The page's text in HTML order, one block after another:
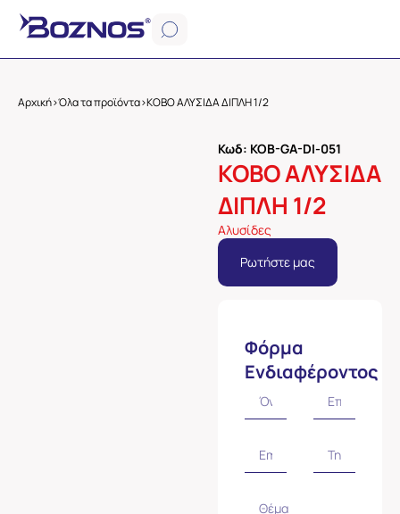
Αρχική>Όλα τα προϊόντα>ΚΟΒΟ ΑΛΥΣΙΔΑ ΔΙΠΛΗ 1/2
Κωδ: KOB-GA-DI-051
ΚΟΒΟ ΑΛΥΣΙΔΑ
ΔΙΠΛΗ 1/2
Αλυσίδες
Ρωτήστε μας
Φόρμα
Ενδιαφέροντος